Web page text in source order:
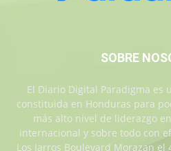
SOBRE
El Diario Digital Paradigma es
constituida en Honduras para
más alto nivel de liderazgo
internacional y sobre todo con
Los Jarros Boulevard Morazan el